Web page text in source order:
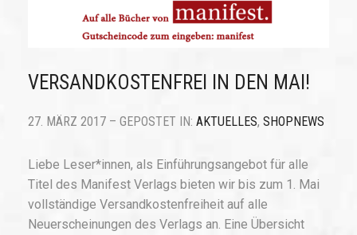
VERSANDKOSTENFREI IN DEN MAI!
27. MÄRZ 2017 – GEPOSTET IN: AKTUELLES, SHOPNEWS
Liebe Leser*innen, als Einführungsangebot für alle
Titel des Manifest Verlags bieten wir bis zum 1. Mai
vollständige Versandkostenfreiheit auf alle
Neuerscheinungen des Verlags an. Eine Übersicht